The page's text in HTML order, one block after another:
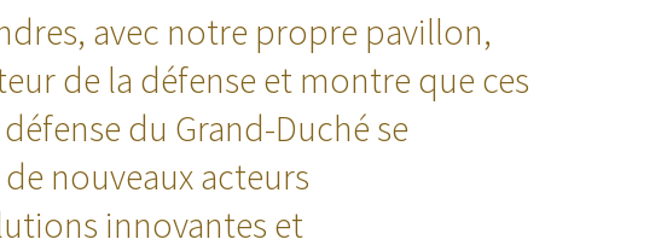
avec notre propre pavillon,
de la défense et montre que ces
du Grand-Duché se
nouveaux acteurs
innovantes et